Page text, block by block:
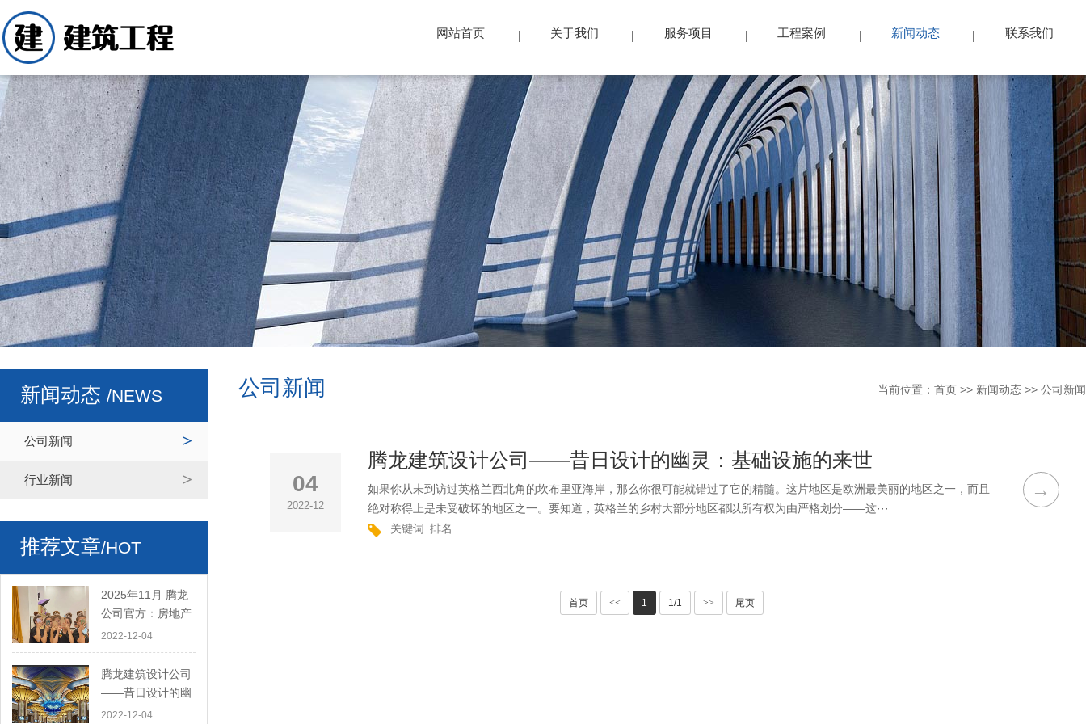
网站首页 关于我们 服务项目 工程案例 新闻动态 联系我们
新闻动态 /NEWS
公司新闻
行业新闻
推荐文章/HOT
2025年11月 腾龙
公司官方：房地产
开发和住房交付月
度简报
2022-12-04
腾龙建筑设计公司
——昔日设计的幽
灵：基础设施的来
2022-12-04
当前位置： 首页 >> 新闻动态 >> 公司新闻
公司新闻
→
04
2022-12
腾龙建筑设计公司——昔日设计的幽灵：基础设施的来世
如果你从未到访过英格兰西北角的坎布里亚海岸，那么你很可能就错过了它的精髓。这片地区是欧洲最美丽的地区之一，而且
绝对称得上是未受破坏的地区之一。要知道，英格兰的乡村大部分地区都以所有权为由严格划分——这···
关键词 排名
首页 << 1 1/1 >> 尾页